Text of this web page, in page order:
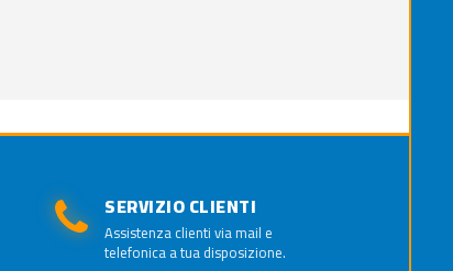
SERVIZIO CLIENTI
Assistenza clienti via mail e
telefonica a tua disposizione.